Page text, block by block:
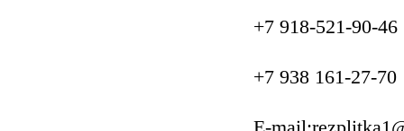
+7 918-521-90-46
+7 938 161-27-70